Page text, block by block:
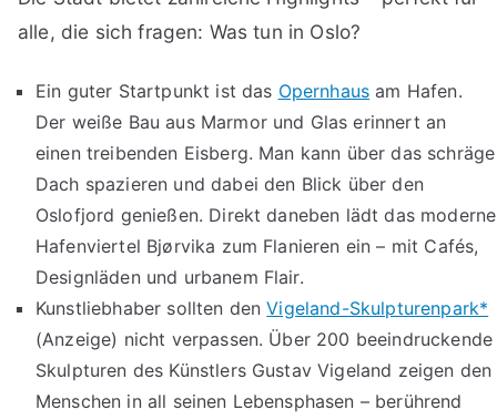
alle, die sich fragen: Was tun in Oslo?
Ein guter Startpunkt ist das Opernhaus am Hafen.
Der weiße Bau aus Marmor und Glas erinnert an
einen treibenden Eisberg. Man kann über das schräge
Dach spazieren und dabei den Blick über den
Oslofjord genießen. Direkt daneben lädt das moderne
Hafenviertel Bjørvika zum Flanieren ein – mit Cafés,
Designläden und urbanem Flair.
Kunstliebhaber sollten denVigeland-Skulpturenpark*
(Anzeige) nicht verpassen. Über 200 beeindruckende
Skulpturen des Künstlers Gustav Vigeland zeigen den
Menschen in all seinen Lebensphasen – berührend